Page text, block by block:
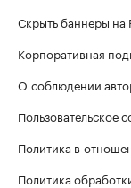
Скрыть баннеры на
Корпоративная
О соблюдении
Пользовательское
Политика в
Политика